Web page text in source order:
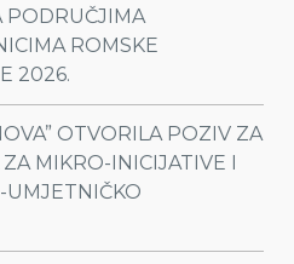
PODRUČJIMA
ROMSKE
2026.
OTVORILA POZIV ZA
MIKRO-INICIJATIVE I